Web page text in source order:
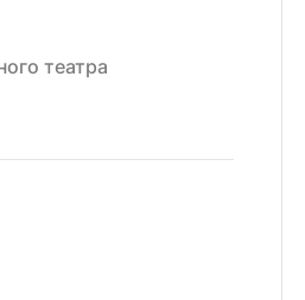
театра